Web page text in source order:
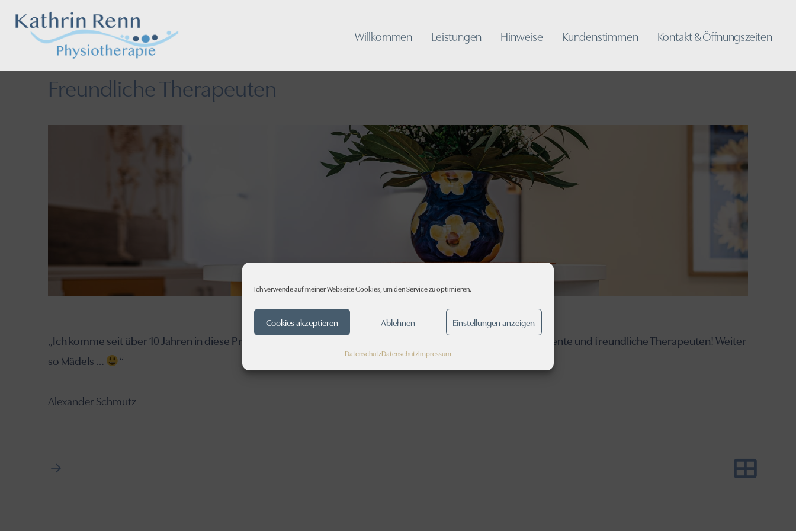
Ich verwende auf meiner Webseite Cookies, um den Service zu optimieren.
Cookies akzeptieren Ablehnen Einstellungen anzeigen
DatenschutzDatenschutzImpressum
Willkommen Leistungen Hinweise Kundenstimmen Kontakt & Öffnungszeiten
Freundliche Therapeuten
„Ich komme seit über 10 Jahren in diese Praxis und bin immer noch sehr zufrieden. Hier arbeiten sehr kompetente und freundliche Therapeuten! Weiter
so Mädels …
“
Alexander Schmutz
Next